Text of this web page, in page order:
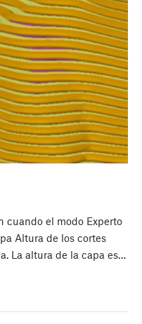
cuando el modo Experto
Altura de los cortes
La altura de la capa es…